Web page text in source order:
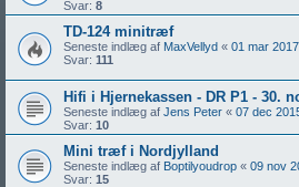
Svar: 8
TD-124 minitræf
Seneste indlæg af MaxVellyd « 01 mar
Svar: 111
Hifi i Hjernekassen - DR P1 - 30.
Seneste indlæg af Jens Peter « 07 dec
Svar: 10
Mini træf i Nordjylland
Seneste indlæg af Boptilyoudrop « 09 nov
Svar: 15